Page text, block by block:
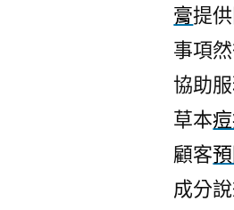
膏提
事項
協助
草本
顧客
成分